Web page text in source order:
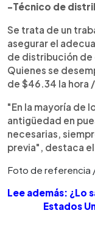
-Técnico de
Se trata de un
asegurar el
de distribución de
Quienes se
de $46.34 la hora
"En la mayoría de
antigüedad en
necesarias,
previa", destaca
Foto de referencia
Lee además: ¿Lo
Estados